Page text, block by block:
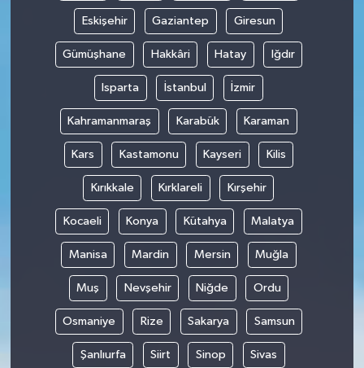
Eskişehir Gaziantep Giresun
Gümüşhane Hakkâri Hatay Iğdır
Isparta İstanbul İzmir
Kahramanmaraş Karabük Karaman
Kars Kastamonu Kayseri Kilis
Kırıkkale Kırklareli Kırşehir
Kocaeli Konya Kütahya Malatya
Manisa Mardin Mersin Muğla
Muş Nevşehir Niğde Ordu
Osmaniye Rize Sakarya Samsun
Şanlıurfa Siirt Sinop Sivas